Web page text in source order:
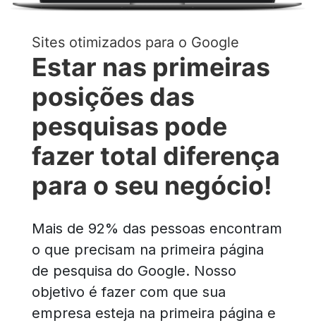
Sites otimizados para o Google
Estar nas primeiras
posições das
pesquisas pode
fazer total diferença
para o seu negócio!
Mais de 92% das pessoas encontram
o que precisam na primeira página
de pesquisa do Google. Nosso
objetivo é fazer com que sua
empresa esteja na primeira página e